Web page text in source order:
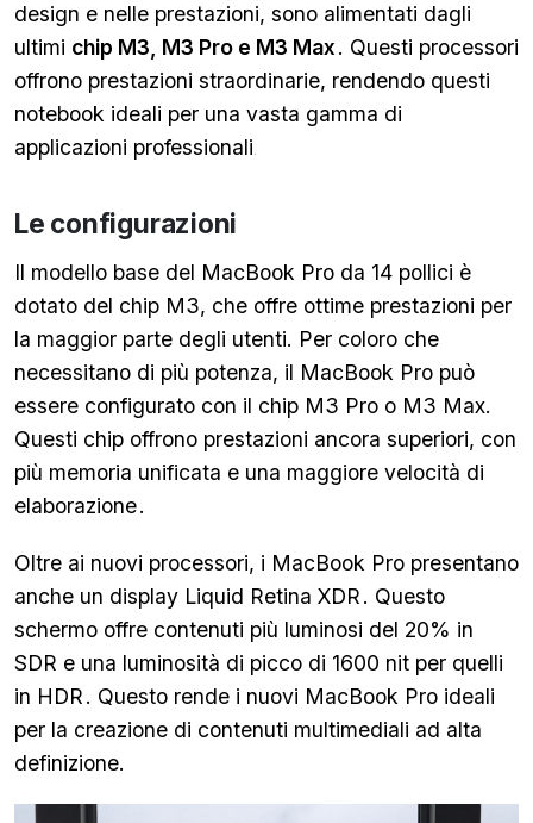
design e nelle prestazioni, sono alimentati dagli
ultimi chip M3, M3 Pro e M3 Max. Questi processori
offrono prestazioni straordinarie, rendendo questi
notebook ideali per una vasta gamma di
applicazioni professionali.
Le configurazioni
Il modello base del MacBook Pro da 14 pollici è
dotato del chip M3, che offre ottime prestazioni per
la maggior parte degli utenti. Per coloro che
necessitano di più potenza, il MacBook Pro può
essere configurato con il chip M3 Pro o M3 Max.
Questi chip offrono prestazioni ancora superiori, con
più memoria unificata e una maggiore velocità di
elaborazione.
Oltre ai nuovi processori, i MacBook Pro presentano
anche un display Liquid Retina XDR. Questo
schermo offre contenuti più luminosi del 20% in
SDR e una luminosità di picco di 1600 nit per quelli
in HDR. Questo rende i nuovi MacBook Pro ideali
per la creazione di contenuti multimediali ad alta
definizione.